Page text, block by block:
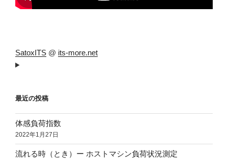
SatoxITS @ its-more.net
最近の投稿
体感負荷指数
2022年1月27日
流れる時（とき）ー ホストマシン負荷状況測定